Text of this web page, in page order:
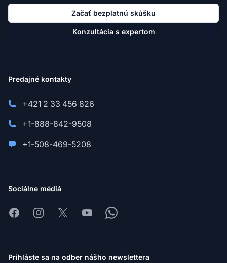
Začať bezplatnú skúšku
Konzultácia s expertom
Predajné kontakty
+421 2 33 456 826
+1-888-842-9508
+1-508-469-5208
Sociálne médiá
FacebookInstagram
X YoutubeWhatsapp
Prihláste sa na odber nášho newslettera